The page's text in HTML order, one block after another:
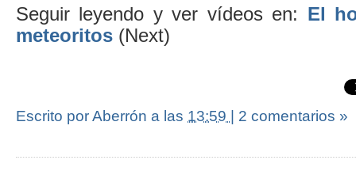
Seguir leyendo y ver vídeos en: El
meteoritos (Next)
Escrito por Aberrón a las 13:59 | 2 comentarios »